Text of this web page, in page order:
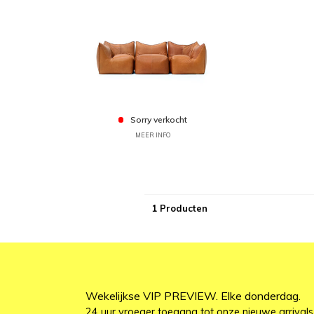
Sorry verkocht
MEER INFO
1 Producten
Wekelijkse VIP PREVIEW. Elke donderdag.